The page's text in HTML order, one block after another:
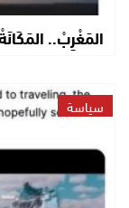
المَغْرِبْ..
سياسة